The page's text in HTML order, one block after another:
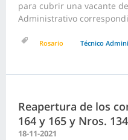
para cubrir una vacante
Administrativo
Rosario Técnico
Reapertura de los
164 y 165 y Nros.
18-11-2021